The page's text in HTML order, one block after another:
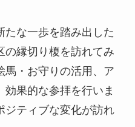
たな一歩を踏み出した
の縁切り榎を訪れてみ
馬・お守りの活用、ア
効果的な参拝を行いま
ジティブな変化が訪れ